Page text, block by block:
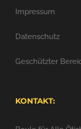
Impressum
Datenschutz
Geschützter
KONTAKT: